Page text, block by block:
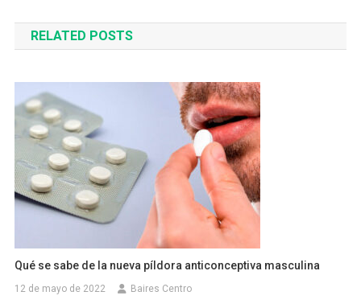
de
entradas
RELATED POSTS
Qué se sabe de la nueva píldora anticonceptiva masculina
12 de mayo de 2022 Baires Centro